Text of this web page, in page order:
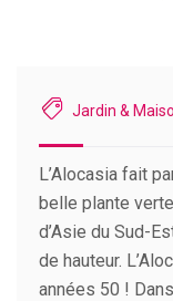
Jardin &
L’Alocasia fait
belle plante
d’Asie du Sud-
de hauteur.
années 50 !